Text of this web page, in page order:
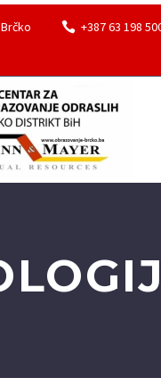
+387 63 198